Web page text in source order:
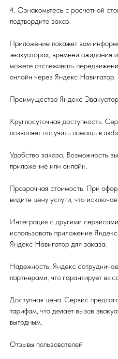
4. Ознакомьтесь с расчетной
подтвердите заказ.
Приложение покажет вам
эвакуаторах, времени ожидания
можете отслеживать
онлайн через Яндекс Навигатор.
Преимущества Яндекс
Круглосуточная доступность.
позволяет получить помощь в
Удобство заказа. Возможность
приложение или онлайн.
Прозрачная стоимость. При
видите цену услуги, что
Интеграция с другими
использовать приложение
Яндекс Навигатор для заказа.
Надежность. Яндекс
партнерами, что гарантирует
Доступная цена. Сервис
тарифам, что делает вызов
выгодным.
Отзывы пользователей